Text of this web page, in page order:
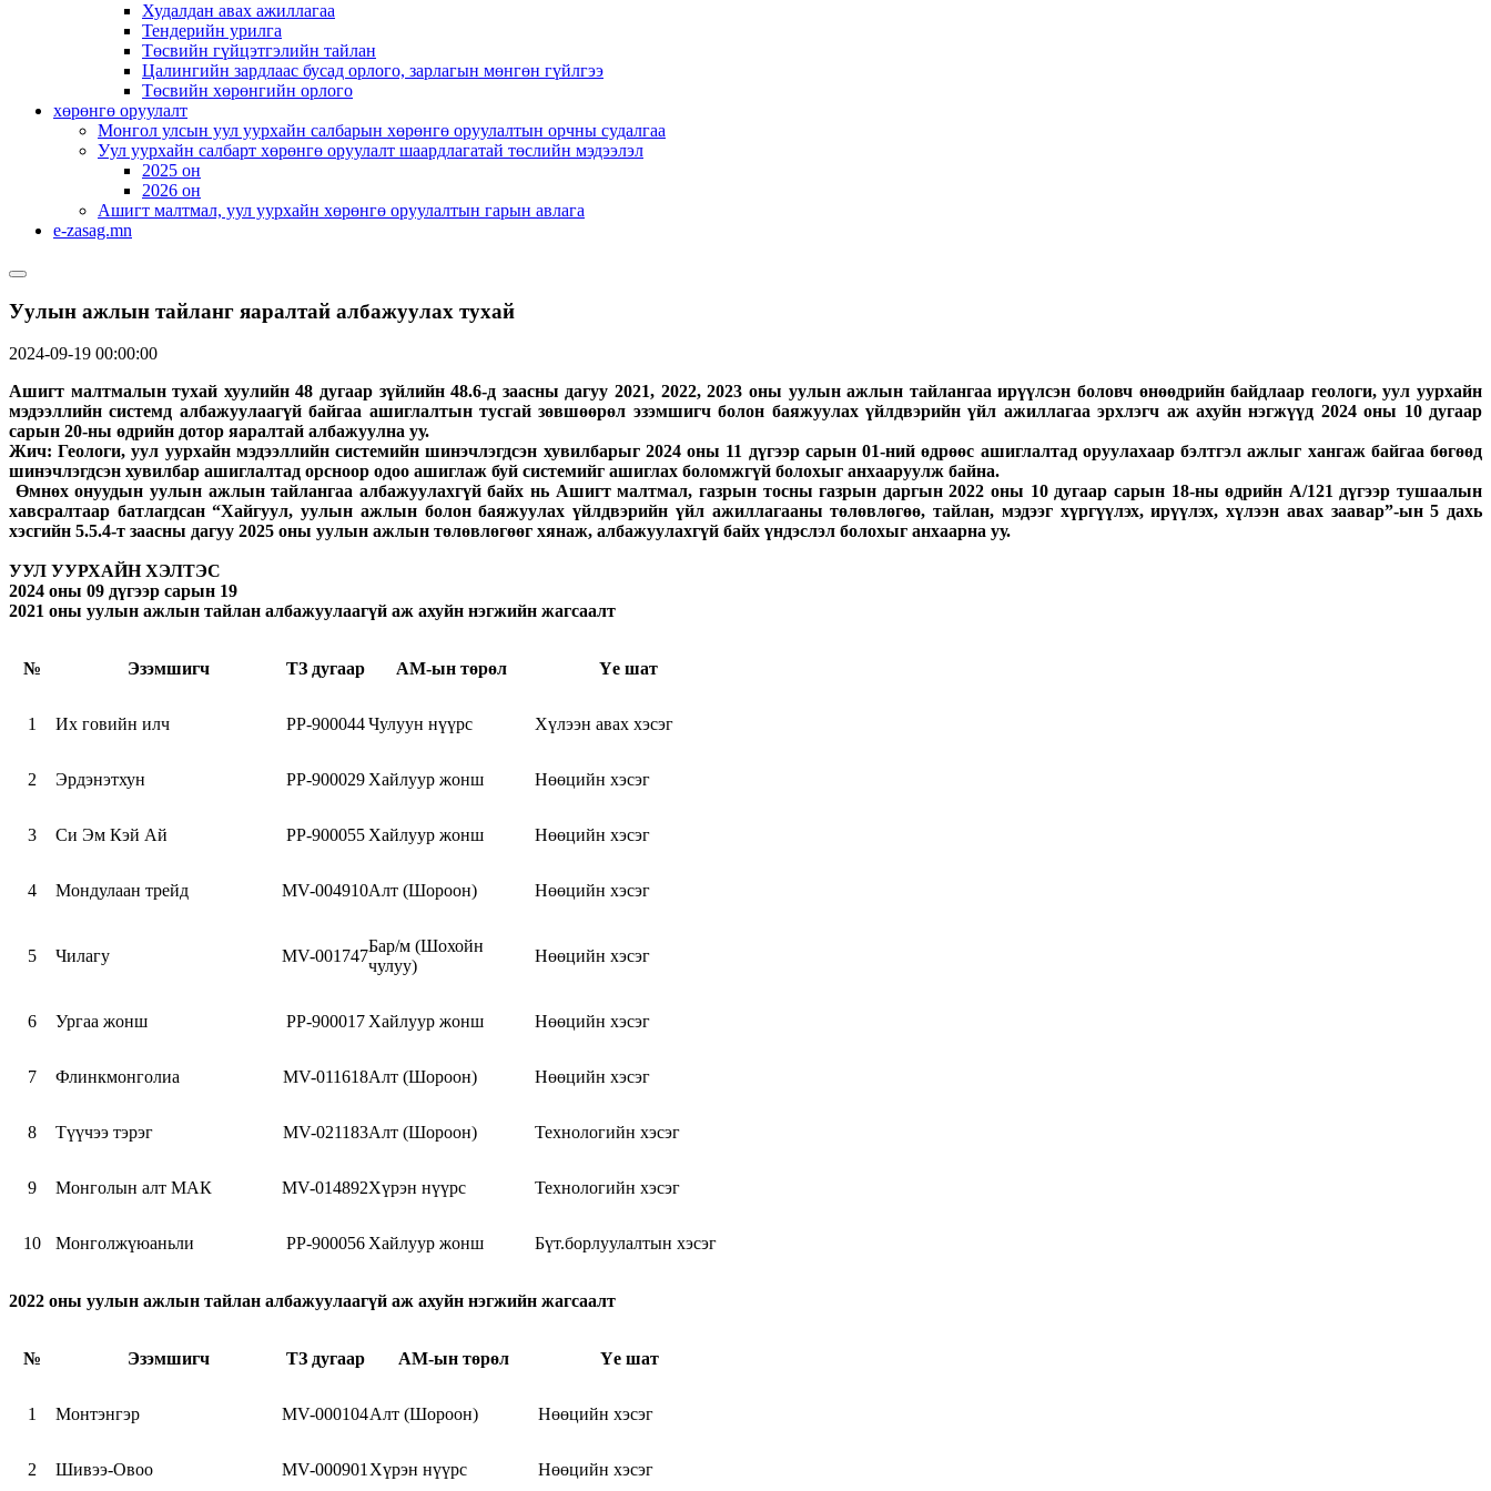
Худалдан авах ажиллагаа
Тендерийн урилга
Төсвийн гүйцэтгэлийн тайлан
Цалингийн зардлаас бусад орлого, зарлагын мөнгөн гүйлгээ
Төсвийн хөрөнгийн орлого
хөрөнгө оруулалт
Монгол улсын уул уурхайн салбарын хөрөнгө оруулалтын орчны судалгаа
Уул уурхайн салбарт хөрөнгө оруулалт шаардлагатай төслийн мэдээлэл
2025 он
2026 он
Ашигт малтмал, уул уурхайн хөрөнгө оруулалтын гарын авлага
e-zasag.mn
Уулын ажлын тайланг яаралтай албажуулах тухай
2024-09-19 00:00:00
Ашигт малтмалын тухай хуулийн 48 дугаар зүйлийн 48.6-д заасны дагуу 2021, 2022, 2023 оны уулын ажлын тайлангаа ирүүлсэн боловч өнөөдрийн байдлаар геологи, уул уурхайн
мэдээллийн системд албажуулаагүй байгаа ашиглалтын тусгай зөвшөөрөл эзэмшигч болон баяжуулах үйлдвэрийн үйл ажиллагаа эрхлэгч аж ахуйн нэгжүүд 2024 оны 10 дугаар
сарын 20-ны өдрийн дотор яаралтай албажуулна уу.
Жич: Геологи, уул уурхайн мэдээллийн системийн шинэчлэгдсэн хувилбарыг 2024 оны 11 дүгээр сарын 01-ний өдрөөс ашиглалтад оруулахаар бэлтгэл ажлыг хангаж байгаа бөгөөд
шинэчлэгдсэн хувилбар ашиглалтад орсноор одоо ашиглаж буй системийг ашиглах боломжгүй болохыг анхааруулж байна.
Өмнөх онуудын уулын ажлын тайлангаа албажуулахгүй байх нь Ашигт малтмал, газрын тосны газрын даргын 2022 оны 10 дугаар сарын 18-ны өдрийн А/121 дүгээр тушаалын
хавсралтаар батлагдсан “Хайгуул, уулын ажлын болон баяжуулах үйлдвэрийн үйл ажиллагааны төлөвлөгөө, тайлан, мэдээг хүргүүлэх, ирүүлэх, хүлээн авах заавар”-ын 5 дахь
хэсгийн 5.5.4-т заасны дагуу 2025 оны уулын ажлын төлөвлөгөөг хянаж, албажуулахгүй байх үндэслэл болохыг анхаарна уу.
УУЛ УУРХАЙН ХЭЛТЭС
2024 оны 09 дүгээр сарын 19
2021 оны уулын ажлын тайлан албажуулаагүй аж ахуйн нэгжийн жагсаалт
№ Эзэмшигч ТЗ дугаар АМ-ын төрөл Үе шат
1 Их говийн илч PP-900044 Чулуун нүүрс Хүлээн авах хэсэг
2 Эрдэнэтхун PP-900029 Хайлуур жонш Нөөцийн хэсэг
3 Си Эм Кэй Ай PP-900055 Хайлуур жонш Нөөцийн хэсэг
4 Мондулаан трейд MV-004910Алт (Шороон) Нөөцийн хэсэг
5 Чилагу MV-001747
Бар/м (Шохойн
чулуу)
Нөөцийн хэсэг
6 Ургаа жонш PP-900017 Хайлуур жонш Нөөцийн хэсэг
7 Флинкмонголиа MV-011618Алт (Шороон) Нөөцийн хэсэг
8 Түүчээ тэрэг MV-021183Алт (Шороон) Технологийн хэсэг
9 Монголын алт МАК MV-014892Хүрэн нүүрс Технологийн хэсэг
10 Монголжүюаньли PP-900056 Хайлуур жонш Бүт.борлуулалтын хэсэг
2022 оны уулын ажлын тайлан албажуулаагүй аж ахуйн нэгжийн жагсаалт
№ Эзэмшигч ТЗ дугаар АМ-ын төрөл Үе шат
1 Монтэнгэр MV-000104Алт (Шороон) Нөөцийн хэсэг
2 Шивээ-Овоо MV-000901Хүрэн нүүрс Нөөцийн хэсэг